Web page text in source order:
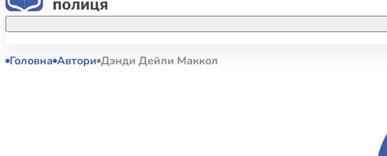
Акційні пропозиції
КНИГИ
Біблійне консультування
Головна Автори Дэнди Дейли Маккол